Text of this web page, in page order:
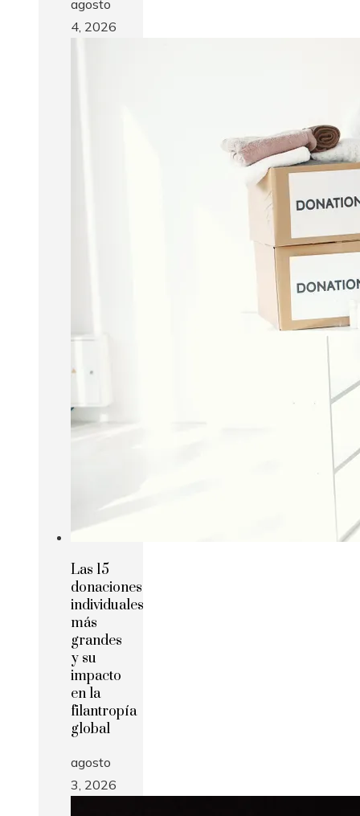
agosto
4, 2026
Las 15
donaciones
individuales
más
grandes
y su
impacto
en la
filantropía
global
agosto
3, 2026